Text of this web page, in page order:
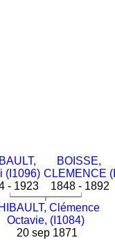
(I1096)
- 1923
BOISSE,
CLEMENCE
1848 - 1892
Clémence
Octavie, (I1084)
20 sep 1871